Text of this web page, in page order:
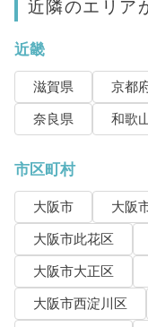
近隣のエリア
近畿
滋賀県 京都
奈良県
和歌
市区町村
大阪市 大阪
大阪市此花区
大阪市大正区
大阪市西淀川区